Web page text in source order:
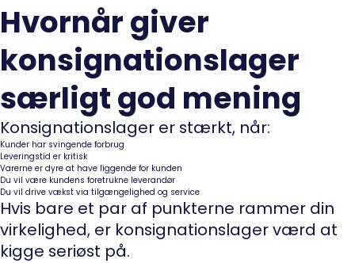
Hvornår giver
konsignationslager
særligt god mening
Konsignationslager er stærkt, når:
Kunder har svingende forbrug
Leveringstid er kritisk
Varerne er dyre at have liggende for kunden
Du vil være kundens foretrukne leverandør
Du vil drive vækst via tilgængelighed og service
Hvis bare et par af punkterne rammer din
virkelighed, er konsignationslager værd at
kigge seriøst på.